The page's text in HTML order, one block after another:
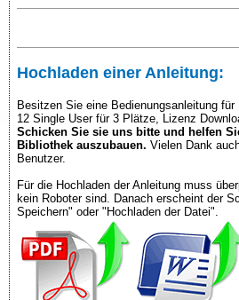
Hochladen einer Anleitung:
Besitzen Sie eine Bedienungsanleitung
12 Single User für 3 Plätze, Lizenz
Schicken Sie sie uns bitte und helfen
Bibliothek auszubauen. Vielen Dank
Benutzer.
Für die Hochladen der Anleitung muss
kein Roboter sind. Danach erscheint der
Speichern" oder "Hochladen der Datei".